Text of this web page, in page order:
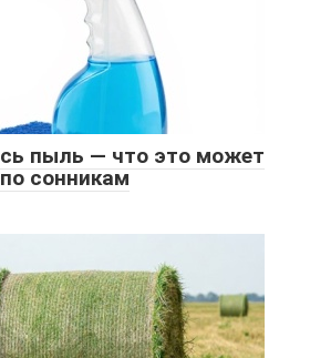
пыль — что это может
сонникам